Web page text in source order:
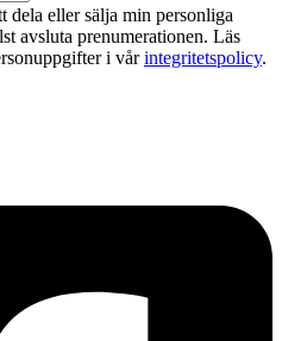
dela eller sälja min personliga
avsluta prenumerationen. Läs
i vårintegritetspolicy.